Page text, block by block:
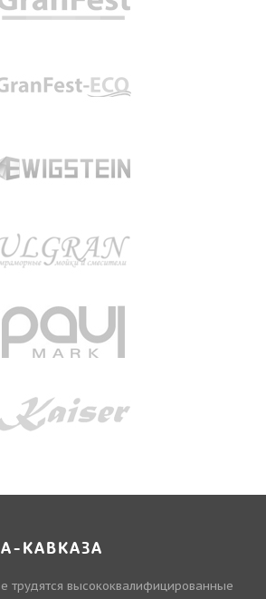
КАВКАЗА
трудятся высококвалифицированные